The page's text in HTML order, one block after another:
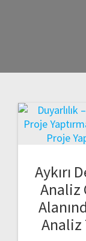
Aykırı
Analiz
Analiz